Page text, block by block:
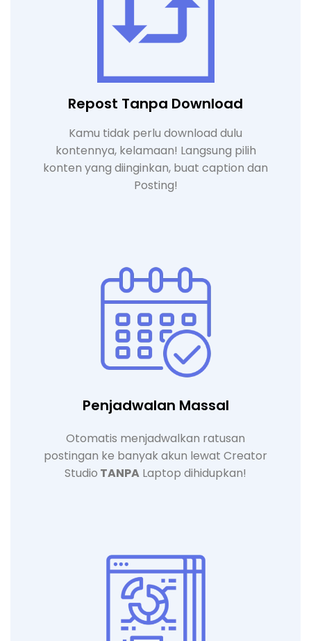
Repost Tanpa Download
Kamu tidak perlu download dulu
kontennya, kelamaan! Langsung pilih
konten yang diinginkan, buat caption dan
Posting!
Penjadwalan Massal
Otomatis menjadwalkan ratusan
postingan ke banyak akun lewat Creator
Studio TANPA Laptop dihidupkan!